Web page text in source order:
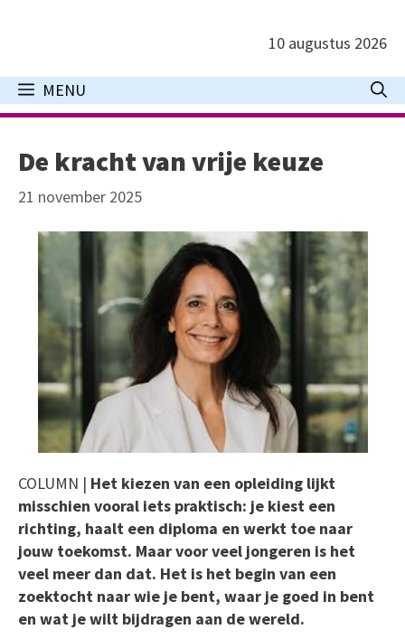
inhoud
10 augustus 2026
MENU
De kracht van vrije keuze
21 november 2025
COLUMN | Het kiezen van een opleiding lijkt
misschien vooral iets praktisch: je kiest een
richting, haalt een diploma en werkt toe naar
jouw toekomst. Maar voor veel jongeren is het
veel meer dan dat. Het is het begin van een
zoektocht naar wie je bent, waar je goed in bent
en wat je wilt bijdragen aan de wereld.